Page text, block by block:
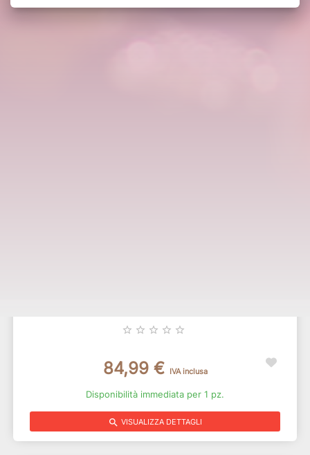
star_border star_border star_border star_border star_border
84,99 € IVA inclusa
Disponibilità immediata per 1 pz.
search VISUALIZZA DETTAGLI